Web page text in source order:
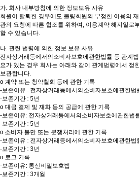
가. 회사 내부방침에 의한 정보보유 사유
회원이 탈퇴한 경우에도 불량회원의 부정한 이용의
관의 요청에 따른 협조를 위하여, 이용계약 해지일로
할 수 있습니다.
나. 관련 법령에 의한 정보 보유 사유
전자상거래등에서의소비자보호에관한법률 등 관계
요가 있는 경우 회사는 아래와 같이 관계법령에서 정
보관합니다.
o 계약 또는 청약철회 등에 관한 기록
-보존이유 : 전자상거래등에서의소비자보호에관한법
-보존기간 : 5년
o 대금 결제 및 재화 등의 공급에 관한 기록
-보존이유: 전자상거래등에서의소비자보호에관한법
-보존기간 : 5년
o 소비자 불만 또는 분쟁처리에 관한 기록
-보존이유 : 전자상거래등에서의소비자보호에관한법
-보존기간 : 3년
o 로그 기록
-보존이유: 통신비밀보호법
-보존기간 : 3개월